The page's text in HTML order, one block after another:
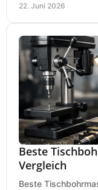
22. Juni 2026
Beste
Vergleich
Beste